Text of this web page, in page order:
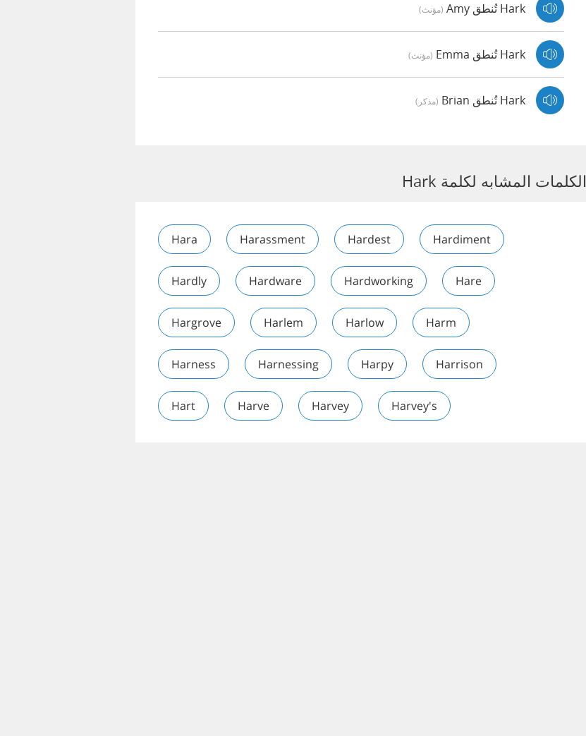
Hark تُنطق Amy (مؤنث)
Hark تُنطق Emma (مؤنث)
Hark تُنطق Brian (مذكر)
الكلمات المشابه لكلمة Hark
Hara Harassment Hardest Hardiment
Hardly Hardware Hardworking Hare
Hargrove Harlem Harlow Harm
Harness Harnessing Harpy Harrison
Hart Harve Harvey Harvey's